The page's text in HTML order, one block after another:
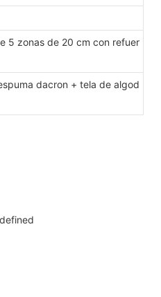
5 zonas de 20 cm con refuer
dacron + tela de algod